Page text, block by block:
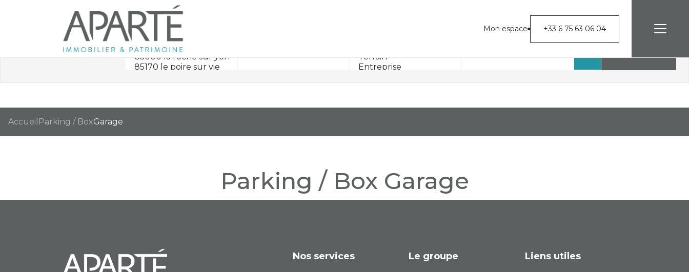
Mon espace +33 6 75 63 06 04
Rechercher
Accueil Parking / BoxGarage
Parking / Box Garage
Nos services Le groupe Liens utiles